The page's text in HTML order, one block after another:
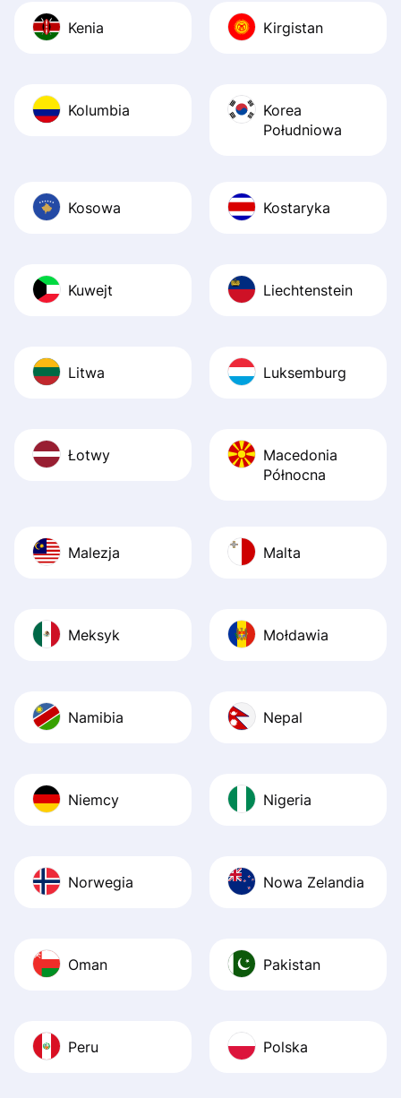
Kenia Kirgistan
Kolumbia
Korea
Południowa
Kosowa Kostaryka
Kuwejt Liechtenstein
Litwa Luksemburg
Łotwy
Macedonia
Północna
Malezja Malta
Meksyk Mołdawia
Namibia Nepal
Niemcy Nigeria
Norwegia Nowa Zelandia
Oman Pakistan
Peru Polska